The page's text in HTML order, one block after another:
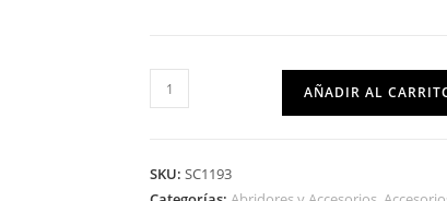
AÑADIR AL
SKU: SC1193